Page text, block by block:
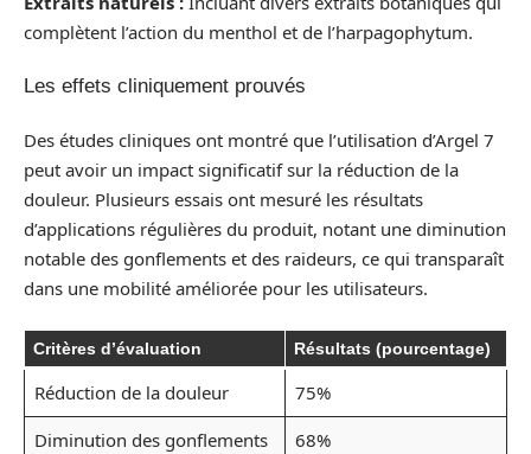
complètent l’action du menthol et de l’harpagophytum.
Les effets cliniquement prouvés
Des études cliniques ont montré que l’utilisation d’Argel 7
peut avoir un impact significatif sur la réduction de la
douleur. Plusieurs essais ont mesuré les résultats
d’applications régulières du produit, notant une diminution
notable des gonflements et des raideurs, ce qui transparaît
dans une mobilité améliorée pour les utilisateurs.
Critères d’évaluation Résultats (pourcentage)
Réduction de la douleur
75%
Diminution des gonflements
68%